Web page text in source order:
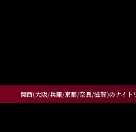
関西(大阪/兵庫/京都/奈良/滋賀)のナイト